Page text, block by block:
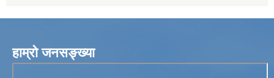
हाम्रो जनसङ्ख्या